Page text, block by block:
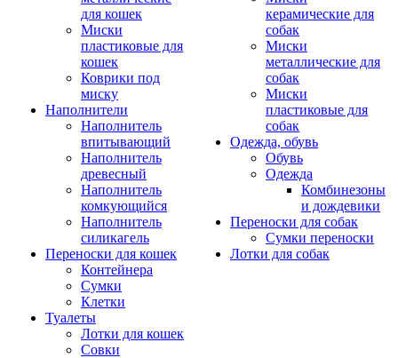
для кошек
Миски
пластиковые для
кошек
Коврики под
миску
Наполнители
Наполнитель
впитывающий
Наполнитель
древесный
Наполнитель
комкующийся
Наполнитель
силикагель
Переноски для кошек
Контейнера
Сумки
Клетки
Туалеты
Лотки для кошек
Совки
керамические для
собак
Миски
металлические для
собак
Миски
пластиковые для
собак
Одежда, обувь
Обувь
Одежда
Комбинезоны
и дождевики
Переноски для собак
Сумки переноски
Лотки для собак